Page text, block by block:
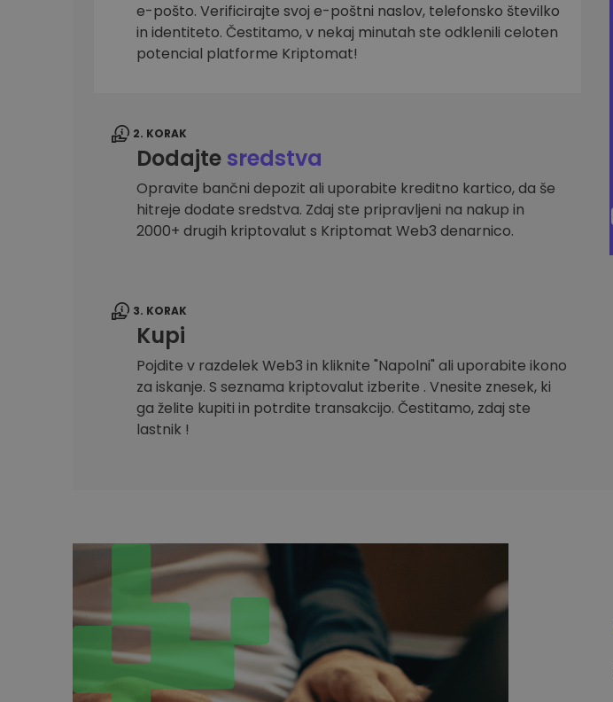
Raziskovalec naložb
Najdi svojo kripto strategijo
e-pošto. Verificirajte svoj e-poštni naslov, telefonsko številko
in identiteto. Čestitamo, v nekaj minutah ste odklenili celoten
potencial platforme Kriptomat!
2. KORAK
Dodajtesredstva
Opravite bančni depozit ali uporabite kreditno kartico, da še
hitreje dodate sredstva. Zdaj ste pripravljeni na nakup in
2000+ drugih kriptovalut s Kriptomat Web3 denarnico.
3. KORAK
Kupi
Pojdite v razdelek Web3 in kliknite "Napolni" ali uporabite ikono
za iskanje. S seznama kriptovalut izberite . Vnesite znesek, ki
ga želite kupiti in potrdite transakcijo. Čestitamo, zdaj ste
lastnik !